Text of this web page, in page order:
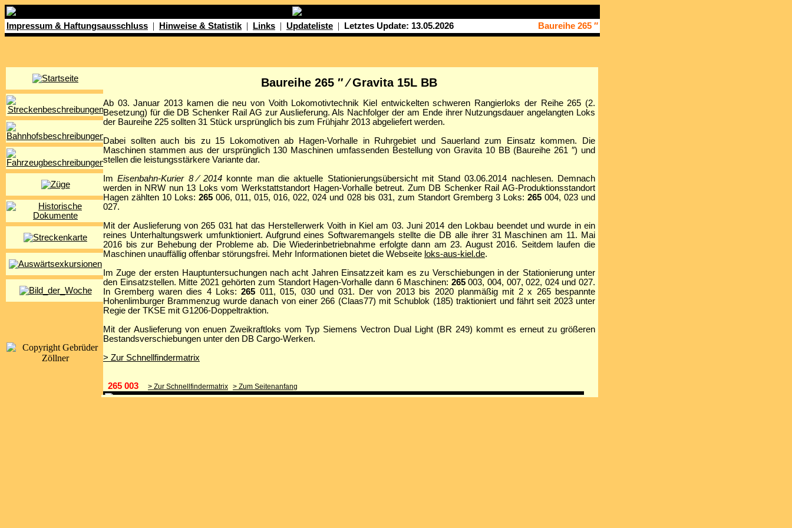
Impressum & Haftungsausschluss | Hinweise & Statistik | Links | Updateliste | Letztes Update: 13.05.2026 Baureihe 265 ″
Baureihe 265 ″ ⁄ Gravita 15L BB
Ab 03. Januar 2013 kamen die neu von Voith Lokomotivtechnik Kiel entwickelten schweren Rangierloks der Reihe 265 (2.
Besetzung) für die DB Schenker Rail AG zur Auslieferung. Als Nachfolger der am Ende ihrer Nutzungsdauer angelangten Loks
der Baureihe 225 sollten 31 Stück ursprünglich bis zum Frühjahr 2013 abgeliefert werden.
Dabei sollten auch bis zu 15 Lokomotiven ab Hagen-Vorhalle in Ruhrgebiet und Sauerland zum Einsatz kommen. Die
Maschinen stammen aus der ursprünglich 130 Maschinen umfassenden Bestellung von Gravita 10 BB (Baureihe 261 ″) und
stellen die leistungsstärkere Variante dar.
ImEisenbahn-Kurier 8 ⁄ 2014 konnte man die aktuelle Stationierungsübersicht mit Stand 03.06.2014 nachlesen. Demnach
werden in NRW nun 13 Loks vom Werkstattstandort Hagen-Vorhalle betreut. Zum DB Schenker Rail AG-Produktionsstandort
Hagen zählten 10 Loks:265 006, 011, 015, 016, 022, 024 und 028 bis 031, zum Standort Gremberg 3 Loks: 265004, 023 und
027.
Mit der Auslieferung von 265 031 hat das Herstellerwerk Voith in Kiel am 03. Juni 2014 den Lokbau beendet und wurde in ein
reines Unterhaltungswerk umfunktioniert. Aufgrund eines Softwaremangels stellte die DB alle ihrer 31 Maschinen am 11. Mai
2016 bis zur Behebung der Probleme ab. Die Wiederinbetriebnahme erfolgte dann am 23. August 2016. Seitdem laufen die
Maschinen unauffällig offenbar störungsfrei. Mehr Informationen bietet die Webseite loks-aus-kiel.de.
Im Zuge der ersten Hauptuntersuchungen nach acht Jahren Einsatzzeit kam es zu Verschiebungen in der Stationierung unter
den Einsatzstellen. Mitte 2021 gehörten zum Standort Hagen-Vorhalle dann 6 Maschinen: 265003, 004, 007, 022, 024 und 027.
In Gremberg waren dies 4 Loks:265 011, 015, 030 und 031. Der von 2013 bis 2020 planmäßig mit 2 x 265 bespannte
Hohenlimburger Brammenzug wurde danach von einer 266 (Claas77) mit Schublok (185) traktioniert und fährt seit 2023 unter
Regie der TKSE mit G1206-Doppeltraktion.
Mit der Auslieferung von enuen Zweikraftloks vom Typ Siemens Vectron Dual Light (BR 249) kommt es erneut zu größeren
Bestandsverschiebungen unter den DB Cargo-Werken.
> Zur Schnellfindermatrix
265 003 > Zur Schnellfindermatrix > Zum Seitenanfang